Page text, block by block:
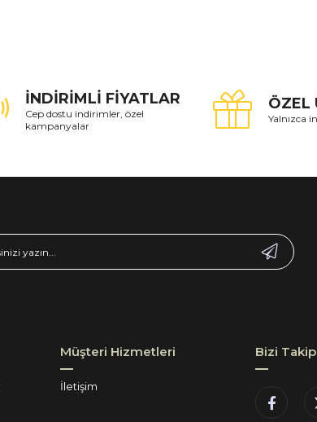
İNDİRİMLİ FİYATLAR
Cep dostu indirimler, özel
kampanyalar
ÖZEL
Yalnızca
Müşteri Hizmetleri
İletişim
Bizi